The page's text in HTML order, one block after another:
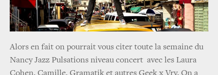
Alors en fait on pourrait vous citer toute la semaine du
Nancy Jazz Pulsations niveau concert avec les Laura